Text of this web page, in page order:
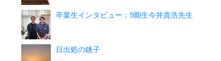
卒業生インタビュー：9期生今井貴浩先生
日出処の銚子